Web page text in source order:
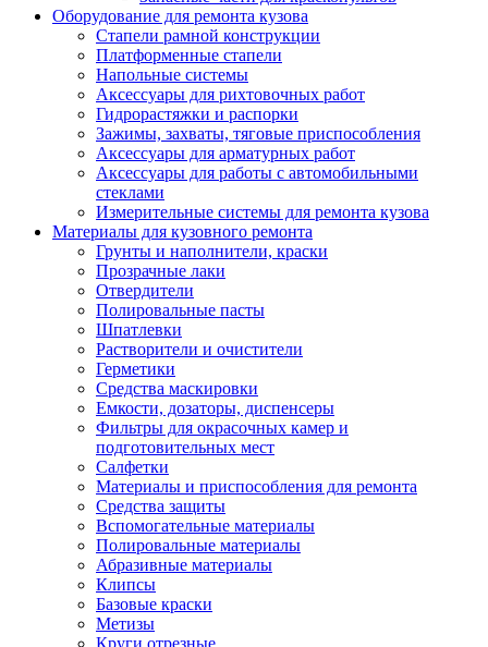
Оборудование для ремонта кузова
Стапели рамной конструкции
Платформенные стапели
Напольные системы
Аксессуары для рихтовочных работ
Гидрорастяжки и распорки
Зажимы, захваты, тяговые приспособления
Аксессуары для арматурных работ
Аксессуары для работы с автомобильными
стеклами
Измерительные системы для ремонта кузова
Материалы для кузовного ремонта
Грунты и наполнители, краски
Прозрачные лаки
Отвердители
Полировальные пасты
Шпатлевки
Растворители и очистители
Герметики
Средства маскировки
Емкости, дозаторы, диспенсеры
Фильтры для окрасочных камер и
подготовительных мест
Салфетки
Материалы и приспособления для ремонта
Средства защиты
Вспомогательные материалы
Полировальные материалы
Абразивные материалы
Клипсы
Базовые краски
Метизы